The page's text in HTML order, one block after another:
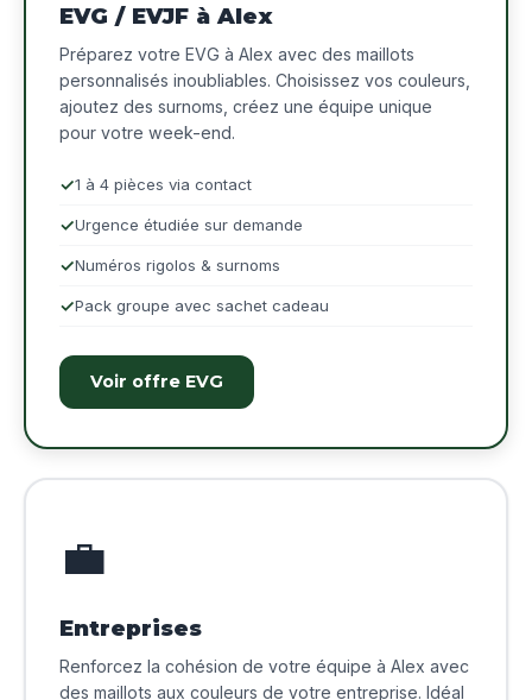
EVG / EVJF à Alex
Préparez votre EVG à Alex avec des maillots
personnalisés inoubliables. Choisissez vos couleurs,
ajoutez des surnoms, créez une équipe unique
pour votre week-end.
1 à 4 pièces via contact
Urgence étudiée sur demande
Numéros rigolos & surnoms
Pack groupe avec sachet cadeau
Voir offre EVG
💼
Entreprises
Renforcez la cohésion de votre équipe à Alex avec
des maillots aux couleurs de votre entreprise. Idéal